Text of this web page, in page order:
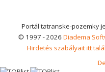
Portál tatranske-pozemky
© 1997 - 2026 Diadema
Hirdetés szabályait itt